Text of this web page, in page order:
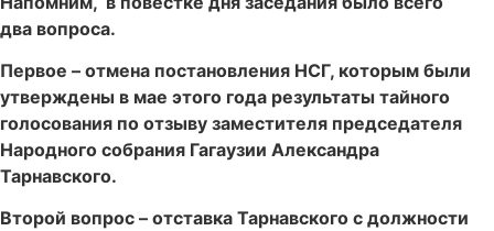
два вопроса.
Первое – отмена постановления НСГ, которым были
утверждены в мае этого года результаты тайного
голосования по отзыву заместителя председателя
Народного собрания Гагаузии Александра
Тарнавского.
Второй вопрос – отставка Тарнавского с должности